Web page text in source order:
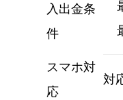
入出金条
件
スマホ対
応
対